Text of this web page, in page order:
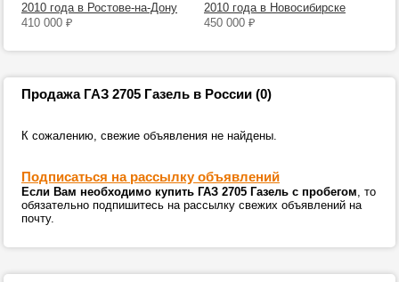
2010 года в Ростове-на-Дону
410 000 ₽
2010 года в Новосибирске
450 000 ₽
Продажа ГАЗ 2705 Газель в России (0)
К сожалению, свежие объявления не найдены.
Подписаться на рассылку объявлений
Если Вам необходимо купить ГАЗ 2705 Газель с пробегом, то
обязательно подпишитесь на рассылку свежих объявлений на
почту.